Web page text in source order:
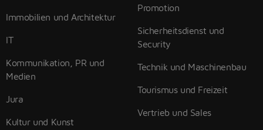
Immobilien und Architektur
IT
Kommunikation, PR und
Medien
Jura
Kultur und Kunst
Promotion
Sicherheitsdienst und
Security
Technik und Maschinenbau
Tourismus und Freizeit
Vertrieb und Sales